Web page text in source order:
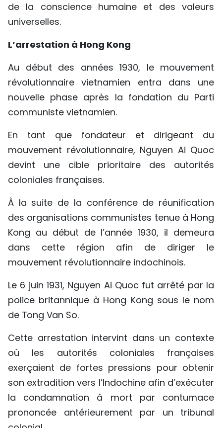
À PROPOS DU "PEUPLE"
中文
РУССКИЙ
de la conscience humaine et des valeurs
universelles.
L’arrestation à Hong Kong
Au début des années 1930, le mouvement
révolutionnaire vietnamien entra dans une
nouvelle phase après la fondation du Parti
communiste vietnamien.
En tant que fondateur et dirigeant du
mouvement révolutionnaire, Nguyen Ai Quoc
devint une cible prioritaire des autorités
coloniales françaises.
À la suite de la conférence de réunification
des organisations communistes tenue à Hong
Kong au début de l’année 1930, il demeura
dans cette région afin de diriger le
mouvement révolutionnaire indochinois.
Le 6 juin 1931, Nguyen Ai Quoc fut arrêté par la
police britannique à Hong Kong sous le nom
de Tong Van So.
Cette arrestation intervint dans un contexte
où les autorités coloniales françaises
exerçaient de fortes pressions pour obtenir
son extradition vers l’Indochine afin d’exécuter
la condamnation à mort par contumace
prononcée antérieurement par un tribunal